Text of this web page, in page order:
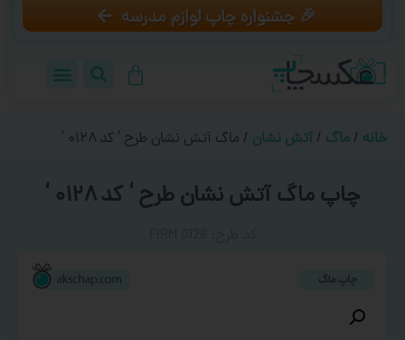
🎉 جشنواره چاپ لوازم مدرسه
خانه / ماگ / آتش نشان / ماگ آتش نشان طرح ‘ کد ۰۱۲۸ ‘
چاپ ماگ آتش نشان طرح ‘ کد ۰۱۲۸ ‘